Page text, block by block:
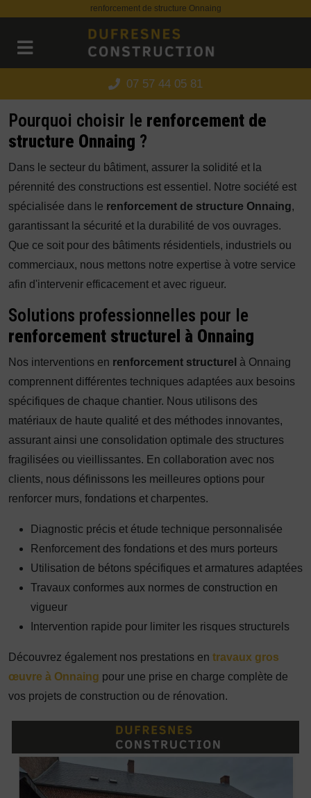
renforcement de structure Onnaing
07 57 44 05 81
Pourquoi choisir le renforcement de
structure Onnaing ?
Dans le secteur du bâtiment, assurer la solidité et la
pérennité des constructions est essentiel. Notre société est
spécialisée dans le renforcement de structure Onnaing,
garantissant la sécurité et la durabilité de vos ouvrages.
Que ce soit pour des bâtiments résidentiels, industriels ou
commerciaux, nous mettons notre expertise à votre service
afin d'intervenir efficacement et avec rigueur.
Solutions professionnelles pour le
renforcement structurel à Onnaing
Nos interventions en renforcement structurel à Onnaing
comprennent différentes techniques adaptées aux besoins
spécifiques de chaque chantier. Nous utilisons des
matériaux de haute qualité et des méthodes innovantes,
assurant ainsi une consolidation optimale des structures
fragilisées ou vieillissantes. En collaboration avec nos
clients, nous définissons les meilleures options pour
renforcer murs, fondations et charpentes.
Diagnostic précis et étude technique personnalisée
Renforcement des fondations et des murs porteurs
Utilisation de bétons spécifiques et armatures adaptées
Travaux conformes aux normes de construction en
vigueur
Intervention rapide pour limiter les risques structurels
Découvrez également nos prestations en travaux gros
œuvre à Onnaing pour une prise en charge complète de
vos projets de construction ou de rénovation.
Panneau de gestion des cookies